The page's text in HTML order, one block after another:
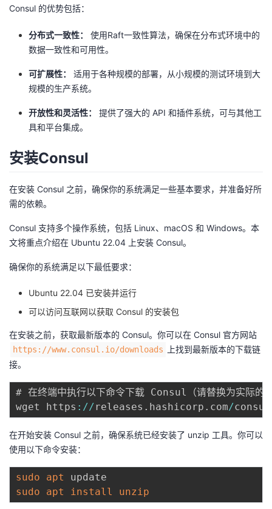
学
的
课
我
的
证
我
实
验
的
收
藏
Programs
持
技
术
的
云
议
Consul 的优势包括：
分布式一致性：
使用Raft一致性算法，确保在分布式环境中的
数据一致性和可用性。
可扩展性：
适用于各种规模的部署，从小规模的测试环境到大
规模的生产系统。
开放性和灵活性：
提供了强大的 API 和插件系统，可与其他工
具和平台集成。
安装Consul
在安装 Consul 之前，确保你的系统满足一些基本要求，并准备好所
需的依赖。
Consul 支持多个操作系统，包括 Linux、macOS 和 Windows。本
文将重点介绍在 Ubuntu 22.04 上安装 Consul。
确保你的系统满足以下最低要求：
Ubuntu 22.04 已安装并运行
可以访问互联网以获取 Consul 的安装包
在安装之前，获取最新版本的 Consul。你可以在 Consul 官方网站
https://www.consul.io/downloads
上找到最新版本的下载链
接。
# 在终端中执行以下命令下载 Consul（请替换为实际的
wget https : //releases . hashicorp . com/consul
在开始安装 Consul 之前，确保系统已经安装了 unzip 工具。你可以
使用以下命令安装：
sudo apt
sudo
apt install unzip